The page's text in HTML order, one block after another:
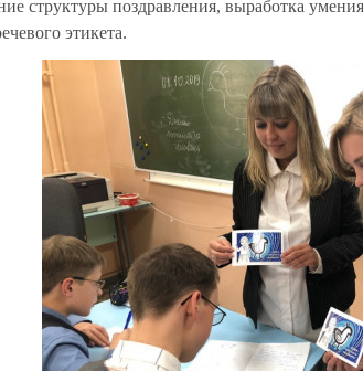
структуры поздравления, выработка
этикета.